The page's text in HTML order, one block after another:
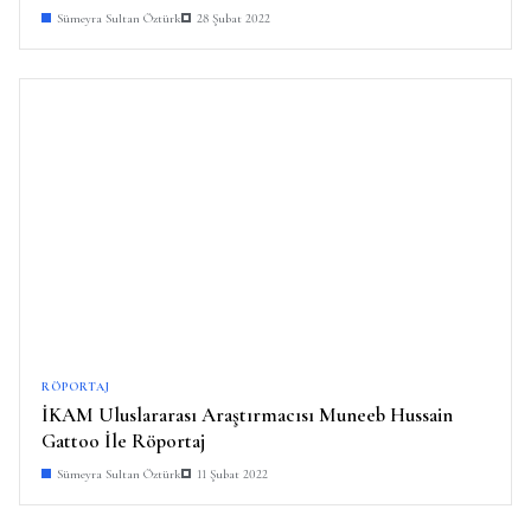
Sümeyra Sultan Öztürk 28 Şubat 2022
RÖPORTAJ
İKAM Uluslararası Araştırmacısı Muneeb Hussain
Gattoo İle Röportaj
Sümeyra Sultan Öztürk 11 Şubat 2022